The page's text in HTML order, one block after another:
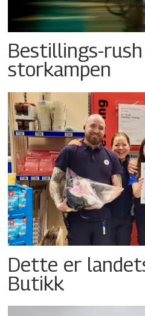
Bestillings-
storkampen
Dette er
Butikk